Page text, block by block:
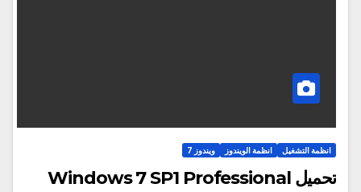
انظمة التشغيل انظمة الويندوز ويندوز 7
تحميل Windows 7 SP1 Professional